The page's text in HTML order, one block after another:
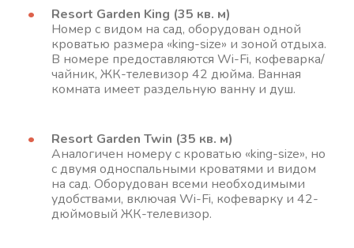
Resort Garden King (35 кв. м)
Номер с видом на сад, оборудован одной
кроватью размера «king-size» и зоной отдыха.
В номере предоставляются Wi-Fi, кофеварка/
чайник, ЖК-телевизор 42 дюйма. Ванная
комната имеет раздельную ванну и душ.
Resort Garden Twin (35 кв. м)
Аналогичен номеру с кроватью «king-size», но
с двумя односпальными кроватями и видом
на сад. Оборудован всеми необходимыми
удобствами, включая Wi-Fi, кофеварку и 42-
дюймовый ЖК-телевизор.